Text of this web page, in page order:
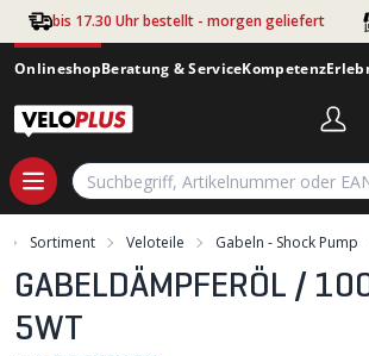
Zum Hauptinhalt springen
bis 17.30 Uhr bestellt - morgen geliefert
OnlineshopBeratung & ServiceKompetenz
Sortiment Veloteile Gabeln - Shock Pump
GABELDÄMPFERÖL /
5WT